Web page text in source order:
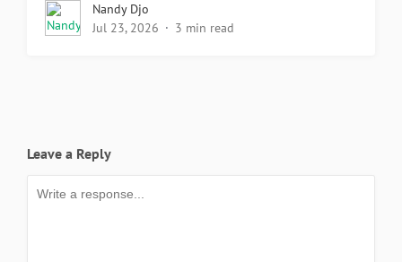
Nandy Djo
Jul 23, 2026
3 min read
Leave a Reply